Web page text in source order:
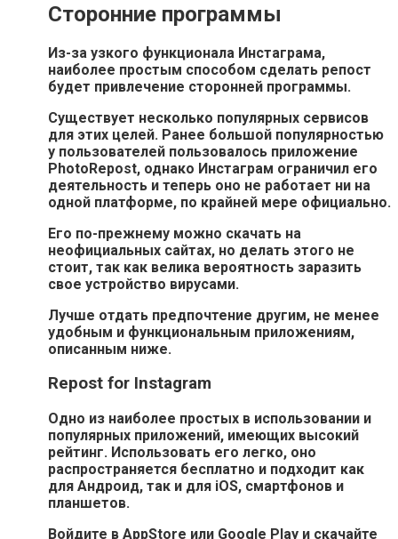
Сторонние программы
Из-за узкого функционала Инстаграма,
наиболее простым способом сделать репост
будет привлечение сторонней программы.
Существует несколько популярных сервисов
для этих целей. Ранее большой популярностью
у пользователей пользовалось приложение
PhotoRepost, однако Инстаграм ограничил его
деятельность и теперь оно не работает ни на
одной платформе, по крайней мере официально.
Его по-прежнему можно скачать на
неофициальных сайтах, но делать этого не
стоит, так как велика вероятность заразить
свое устройство вирусами.
Лучше отдать предпочтение другим, не менее
удобным и функциональным приложениям,
описанным ниже.
Repost for Instagram
Одно из наиболее простых в использовании и
популярных приложений, имеющих высокий
рейтинг. Использовать его легко, оно
распространяется бесплатно и подходит как
для Андроид, так и для iOS, смартфонов и
планшетов.
Войдите в AppStore или Google Play и скачайте